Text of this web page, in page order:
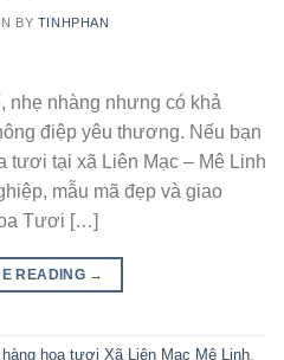
BY TINHPHAN
nhẹ nhàng nhưng có khả
điệp yêu thương. Nếu bạn
tươi tại xã Liên Mạc – Mê Linh
mẫu mã đẹp và giao
Tươi […]
READING →
hoa tươi Xã Liên Mạc Mê Linh